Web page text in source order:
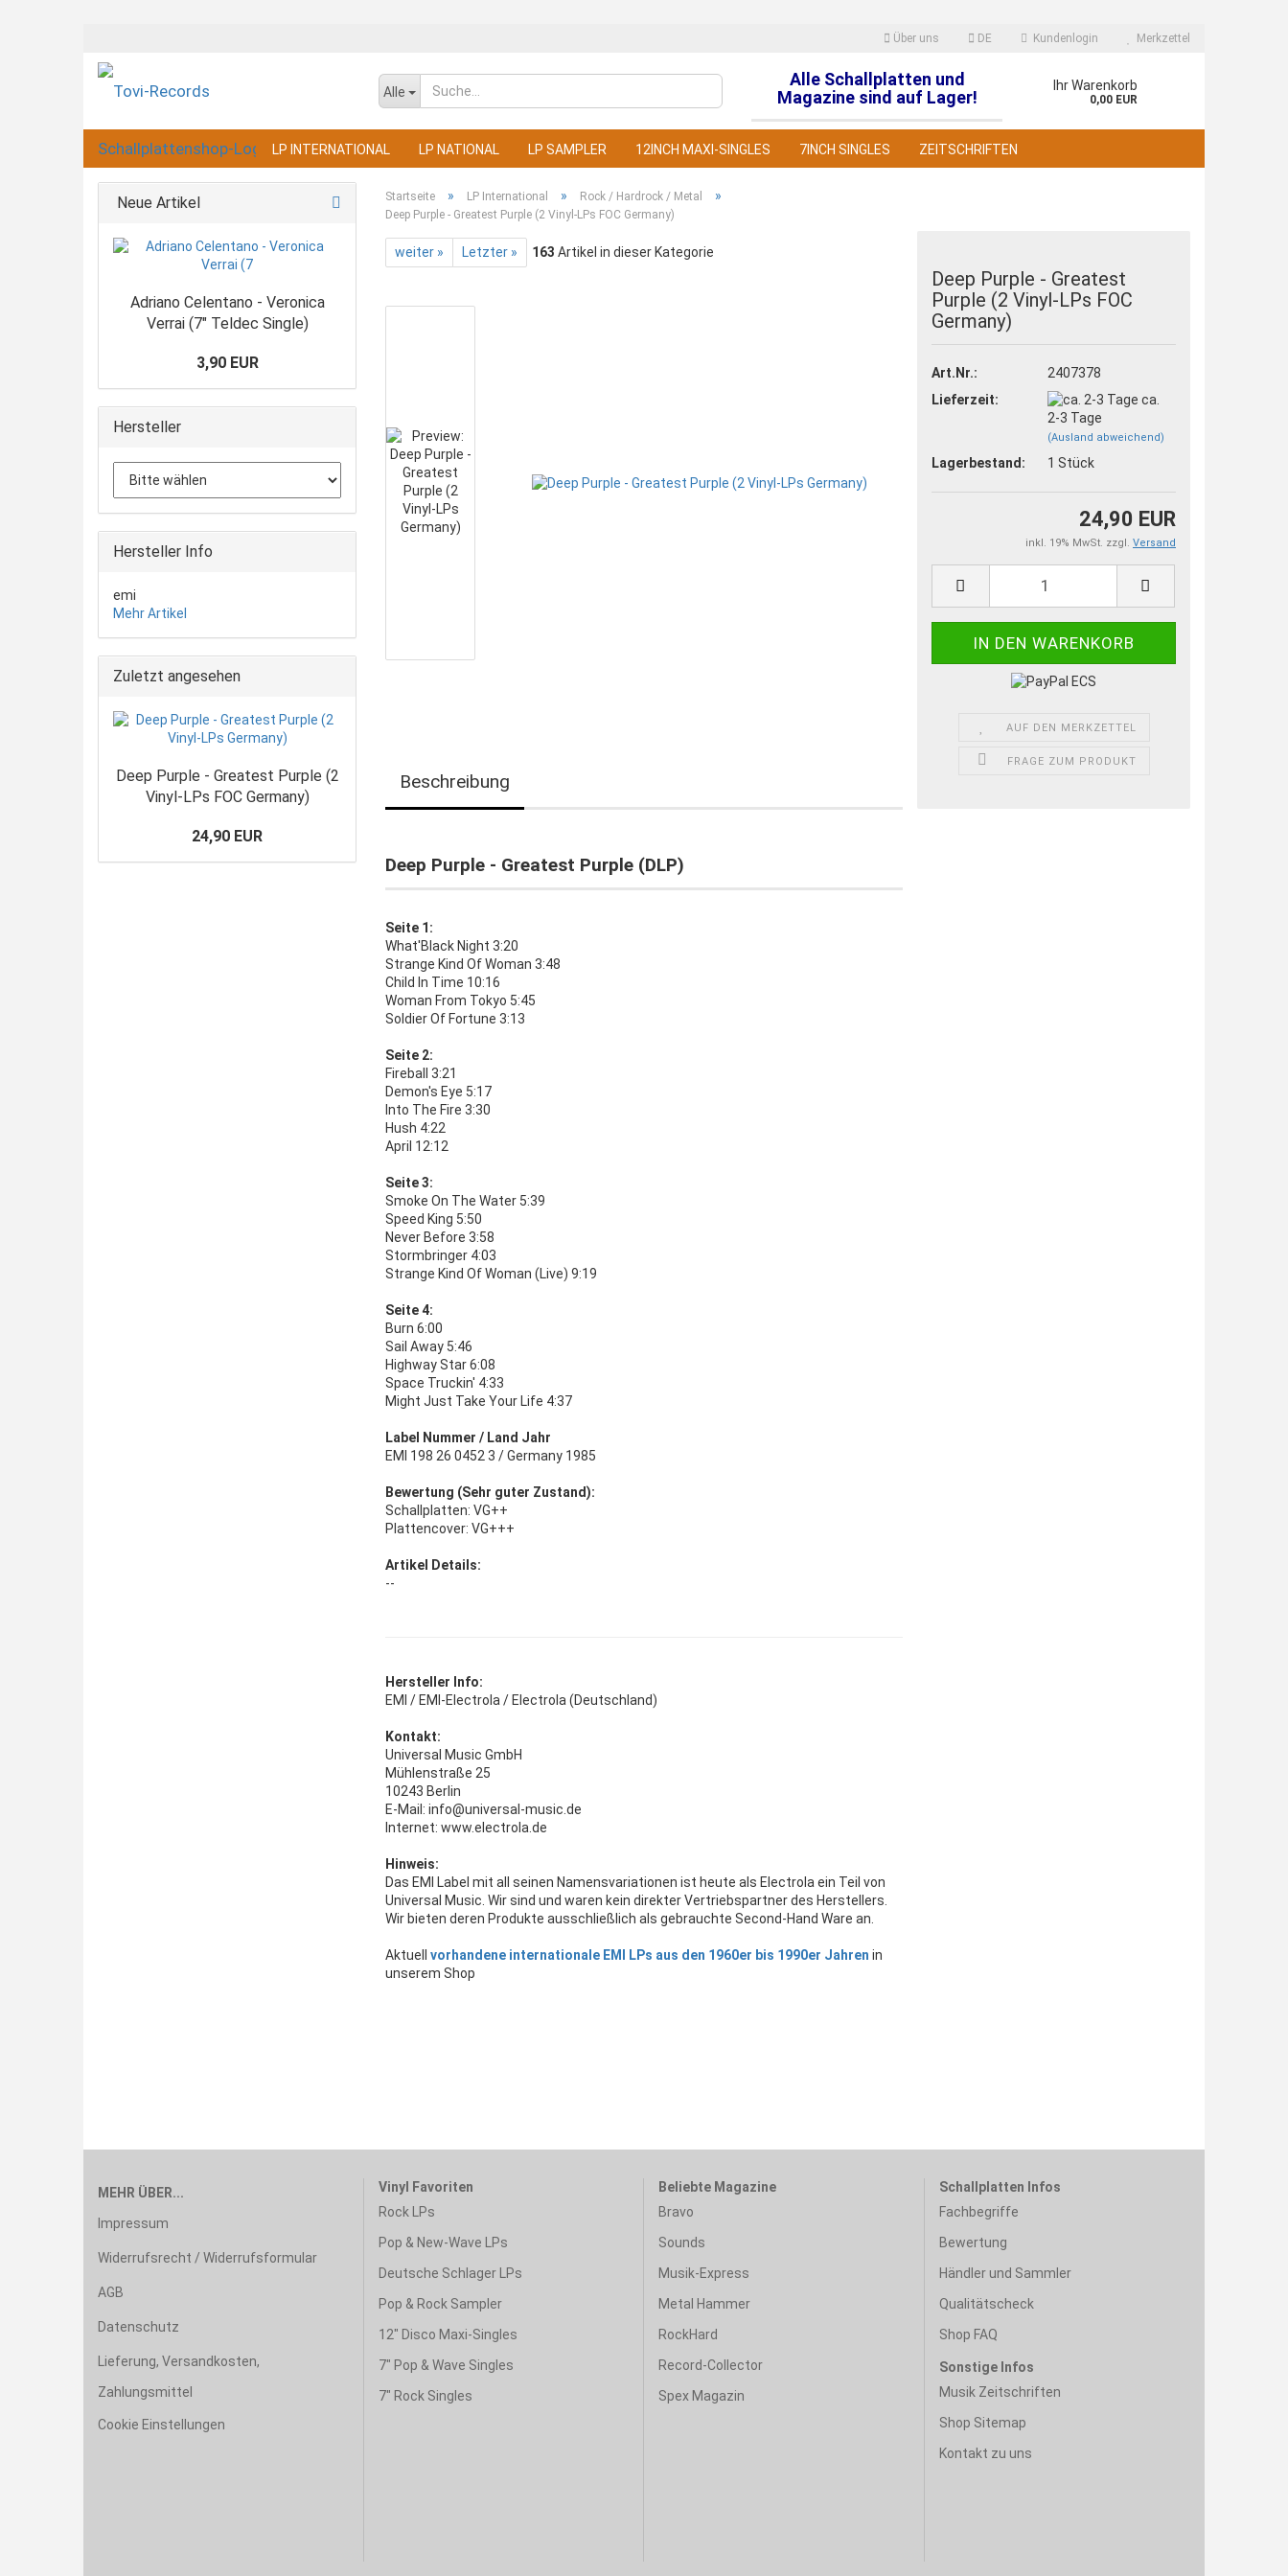
Über uns DE
Sprache auswählen
Kundenlogin
Passwort vergessen?
Merkzettel
Alle
Alle Schallplatten und
Magazine sind auf Lager!
Ihr Warenkorb
0,00 EUR
LP INTERNATIONAL LP NATIONAL LP SAMPLER 12INCH MAXI-SINGLES 7INCH SINGLES ZEITSCHRIFTEN
Startseite » LP International » Rock / Hardrock / Metal »
Deep Purple - Greatest Purple (2 Vinyl-LPs FOC Germany)
weiter » Letzter » 163 Artikel in dieser Kategorie
Deep Purple - Greatest
Purple (2 Vinyl-LPs FOC
Germany)
Art.Nr.:
2407378
Lieferzeit:
ca.
2-3 Tage
(Ausland abweichend)
Lagerbestand: 1Stück
24,90 EUR
inkl. 19% MwSt. zzgl. Versand
AUF DEN MERKZETTEL
FRAGE ZUM PRODUKT
Beschreibung
Deep Purple - Greatest Purple (DLP)
Seite 1:
What'Black Night 3:20
Strange Kind Of Woman 3:48
Child In Time 10:16
Woman From Tokyo 5:45
Soldier Of Fortune 3:13
Seite 2:
Fireball 3:21
Demon's Eye 5:17
Into The Fire 3:30
Hush 4:22
April 12:12
Seite 3:
Smoke On The Water 5:39
Speed King 5:50
Never Before 3:58
Stormbringer 4:03
Strange Kind Of Woman (Live) 9:19
Seite 4:
Burn 6:00
Sail Away 5:46
Highway Star 6:08
Space Truckin' 4:33
Might Just Take Your Life 4:37
Label Nummer / Land Jahr
EMI 198 26 0452 3 / Germany 1985
Bewertung (Sehr guter Zustand):
Schallplatten: VG++
Plattencover: VG+++
Artikel Details:
--
Hersteller Info:
EMI / EMI-Electrola / Electrola (Deutschland)
Kontakt:
Universal Music GmbH
Mühlenstraße 25
10243 Berlin
E-Mail: info@universal-music.de
Internet: www.electrola.de
Hinweis:
Das EMI Label mit all seinen Namensvariationen ist heute als Electrola ein Teil von
Universal Music. Wir sind und waren kein direkter Vertriebspartner des Herstellers.
Wir bieten deren Produkte ausschließlich als gebrauchte Second-Hand Ware an.
Aktuell vorhandene internationale EMI LPs aus den 1960er bis 1990er Jahren in
unserem Shop
Neue Artikel
Adriano Celentano - Veronica
Verrai (7" Teldec Single)
3,90 EUR
Hersteller
Hersteller Info
emi
Mehr Artikel
Zuletzt angesehen
Deep Purple - Greatest Purple (2
Vinyl-LPs FOC Germany)
24,90 EUR
MEHR ÜBER...
Impressum
Widerrufsrecht / Widerrufsformular
AGB
Datenschutz
Lieferung, Versandkosten,
Zahlungsmittel
Cookie Einstellungen
Vinyl Favoriten
Rock LPs
Pop & New-Wave LPs
Deutsche Schlager LPs
Pop & Rock Sampler
12" Disco Maxi-Singles
7" Pop & Wave Singles
7" Rock Singles
Beliebte Magazine
Bravo
Sounds
Musik-Express
Metal Hammer
RockHard
Record-Collector
Spex Magazin
Schallplatten Infos
Fachbegriffe
Bewertung
Händler und Sammler
Qualitätscheck
Shop FAQ
Sonstige Infos
Musik Zeitschriften
Shop Sitemap
Kontakt zu uns